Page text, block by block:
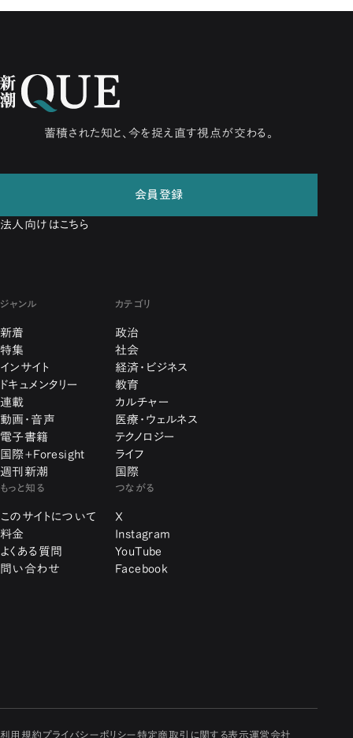
蓄積された知と、今を捉え直す視点が交わる。
会員登録
法人向けはこちら
ジャンル
新着
特集
インサイト
ドキュメンタリー
連載
動画・音声
電子書籍
国際+Foresight
週刊新潮
カテゴリ
政治
社会
経済・ビジネス
教育
カルチャー
医療・ウェルネス
テクノロジー
ライフ
国際
もっと知る
このサイトについて
料金
よくある質問
問い合わせ
つながる
X
Instagram
YouTube
Facebook
利用規約 プライバシーポリシー特定商取引に関する表示運営会社